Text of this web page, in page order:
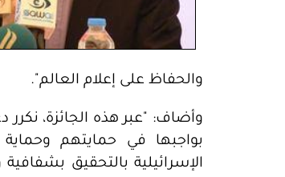
والحفاظ على إعلام العالم".
وأضاف: "عبر هذه الجائزة، نكرر
بواجبها في حمايتهم
الإسرائيلية بالتحقيق